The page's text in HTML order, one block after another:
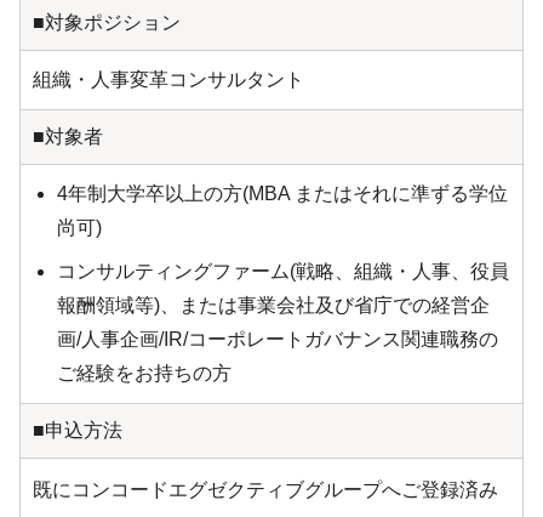
■対象ポジション
組織・人事変革コンサルタント
■対象者
4年制大学卒以上の方(MBA またはそれに準ずる学位
尚可)
コンサルティングファーム(戦略、組織・人事、役員
報酬領域等)、または事業会社及び省庁での経営企
画/人事企画/IR/コーポレートガバナンス関連職務の
ご経験をお持ちの方
■申込方法
既にコンコードエグゼクティブグループへご登録済み